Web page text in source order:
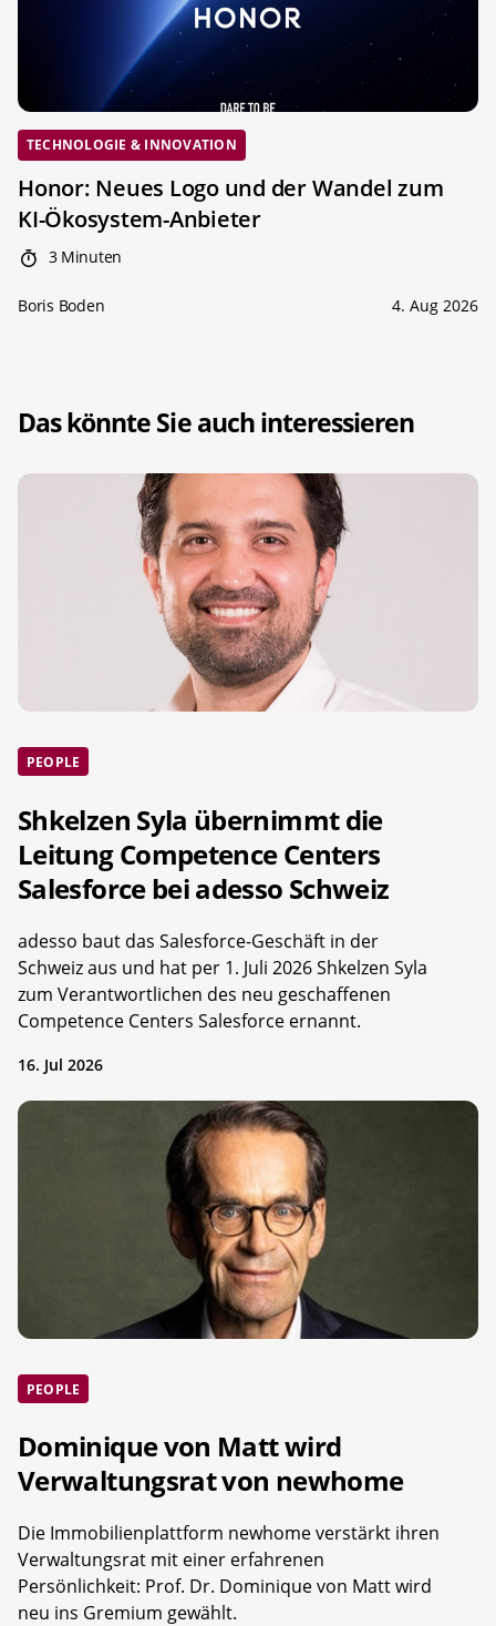
TECHNOLOGIE & INNOVATION
Honor: Neues Logo und der Wandel zum
KI-Ökosystem-Anbieter
3 Minuten
Boris Boden 4. Aug 2026
Das könnte Sie auch interessieren
PEOPLE
Shkelzen Syla übernimmt die
Leitung Competence Centers
Salesforce bei adesso Schweiz
adesso baut das Salesforce-Geschäft in der
Schweiz aus und hat per 1. Juli 2026 Shkelzen Syla
zum Verantwortlichen des neu geschaffenen
Competence Centers Salesforce ernannt.
16. Jul 2026
PEOPLE
Dominique von Matt wird
Verwaltungsrat von newhome
Die Immobilienplattform newhome verstärkt ihren
Verwaltungsrat mit einer erfahrenen
Persönlichkeit: Prof. Dr. Dominique von Matt wird
neu ins Gremium gewählt.